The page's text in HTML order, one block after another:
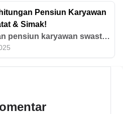
saat pasar bergejolak.
Pensiun Karyawan
& Simak!
pensiun karyawan swasta
undang-undang. Yuk,
hitung beserta cek saldo